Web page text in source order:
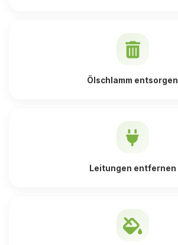
Ölschlamm entsorgen
Leitungen entfernen